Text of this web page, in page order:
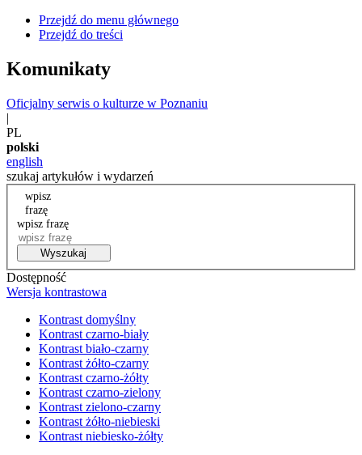
Przejdź do menu głównego
Przejdź do treści
Komunikaty
Oficjalny serwis o kulturze w Poznaniu
|
PL
polski
english
szukaj artykułów i wydarzeń
wpisz
frazę
wpisz frazę
Wyszukaj
Dostępność
Wersja kontrastowa
Kontrast domyślny
Kontrast czarno-biały
Kontrast biało-czarny
Kontrast żółto-czarny
Kontrast czarno-żółty
Kontrast czarno-zielony
Kontrast zielono-czarny
Kontrast żółto-niebieski
Kontrast niebiesko-żółty